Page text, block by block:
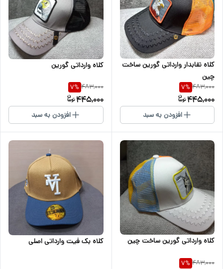
کلاه نقابدار وارداتی گورین ساخت
چین
483,000
7%
445,000
افزودن به سبد
کلاه وارداتی گورین
483,000
7%
445,000
افزودن به سبد
کلاه وارداتی گورین ساخت چین
483,000
7%
کلاه بک فیت وارداتی اصلی